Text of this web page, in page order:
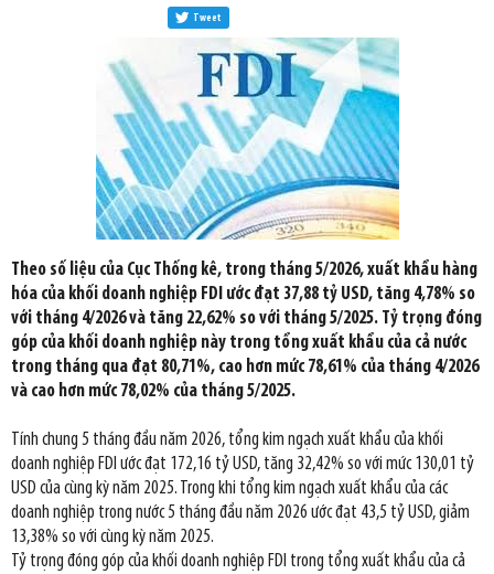
Tweet
Theo số liệu của Cục Thống kê, trong tháng 5/2026, xuất khẩu hàng
hóa của khối doanh nghiệp FDI ước đạt 37,88 tỷ USD, tăng 4,78% so
với tháng 4/2026 và tăng 22,62% so với tháng 5/2025. Tỷ trọng đóng
góp của khối doanh nghiệp này trong tổng xuất khẩu của cả nước
trong tháng qua đạt 80,71%, cao hơn mức 78,61% của tháng 4/2026
và cao hơn mức 78,02% của tháng 5/2025.
Tính chung 5 tháng đầu năm 2026, tổng kim ngạch xuất khẩu của khối
doanh nghiệp FDI ước đạt 172,16 tỷ USD, tăng 32,42% so với mức 130,01 tỷ
USD của cùng kỳ năm 2025. Trong khi tổng kim ngạch xuất khẩu của các
doanh nghiệp trong nước 5 tháng đầu năm 2026 ước đạt 43,5 tỷ USD, giảm
13,38% so với cùng kỳ năm 2025.
Tỷ trọng đóng góp của khối doanh nghiệp FDI trong tổng xuất khẩu của cả